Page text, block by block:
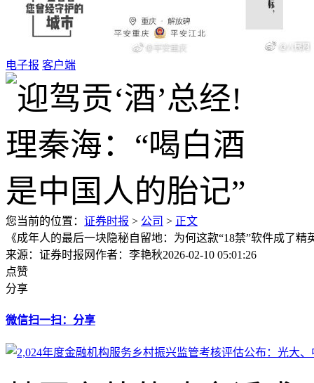
电子报 客户端
您当前的位置： 证券时报 > 公司 > 正文
《成年人的最后一块隐秘自留地：为何这款“18禁”软件成了精
来源：证券时报网作者：李艳秋2026-02-10 05:01:26
点赞
分享
微信扫一扫：分享